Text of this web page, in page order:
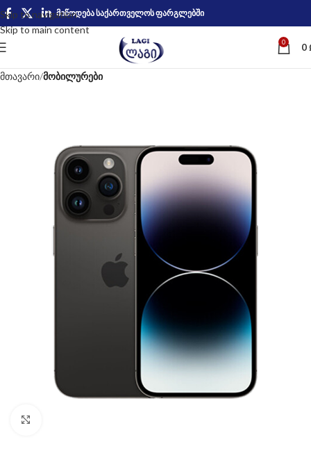
Skip to navigation
Skip to main content
მიწოდება საქართველოს ფარგლებში
0 0
მთავარი მობილურები